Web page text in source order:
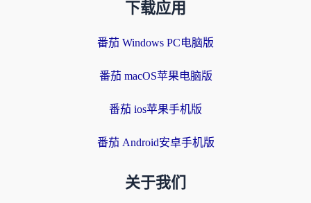
下载应用
番茄 Windows PC电脑版
番茄 macOS苹果电脑版
番茄 ios苹果手机版
番茄 Android安卓手机版
关于我们